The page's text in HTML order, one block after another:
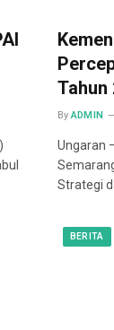
Tahun
By ADMIN
Ungaran
Strategi
BERITA